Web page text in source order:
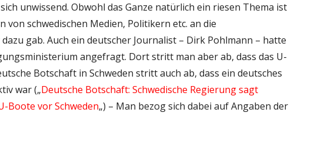
unwissend. Obwohl das Ganze natürlich ein riesen Thema ist
von schwedischen Medien, Politikern etc. an die
gab. Auch ein deutscher Journalist – Dirk Pohlmann – hatte
angefragt. Dort stritt man aber ab, dass das U-
Botschaft in Schweden stritt auch ab, dass ein deutsches
war („Deutsche Botschaft: Schwedische Regierung sagt
Boote vor Schweden„) – Man bezog sich dabei auf Angaben der